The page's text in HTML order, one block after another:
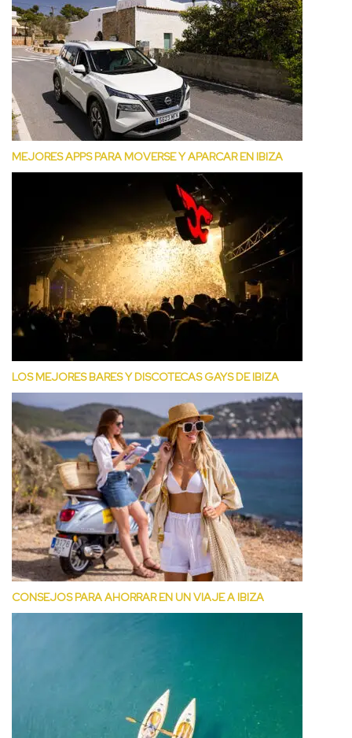
MEJORES APPS PARA MOVERSE Y APARCAR EN IBIZA
LOS MEJORES BARES Y DISCOTECAS GAYS DE IBIZA
CONSEJOS PARA AHORRAR EN UN VIAJE A IBIZA